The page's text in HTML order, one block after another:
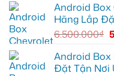
ghi
mọi
cung
đường
tại
Quận
xem
Youtube
Android
box
Geely
EX2
tại
Quận
Gò
Vấp
Android Box
Hãng Lắp
6.500.000₫
Android Box
Đặt Tận Nơi